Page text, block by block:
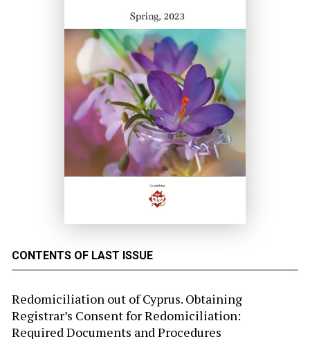
CONTENTS OF LAST ISSUE
Redomiciliation out of Cyprus. Obtaining
Registrar’s Consent for Redomiciliation:
Required Documents and Procedures